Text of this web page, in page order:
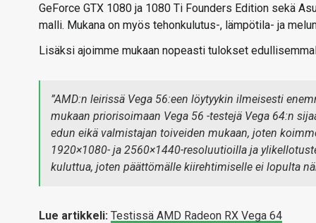
GeForce GTX 1080 ja 1080 Ti Founders Edition sekä
malli. Mukana on myös tehonkulutus-, lämpötila- ja
Lisäksi ajoimme mukaan nopeasti tulokset
”AMD:n leirissä Vega 56:een löytyykin ilmeisesti
mukaan priorisoimaan Vega 56 -testejä Vega 64:n
edun eikä valmistajan toiveiden mukaan, joten
1920×1080- ja 2560×1440-resoluutioilla ja
kuluttua, joten päättömälle kiirehtimiselle ei lopulta
Lue artikkeli: Testissä AMD Radeon RX Vega 64